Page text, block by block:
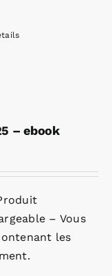
– ebook
– Vous
les